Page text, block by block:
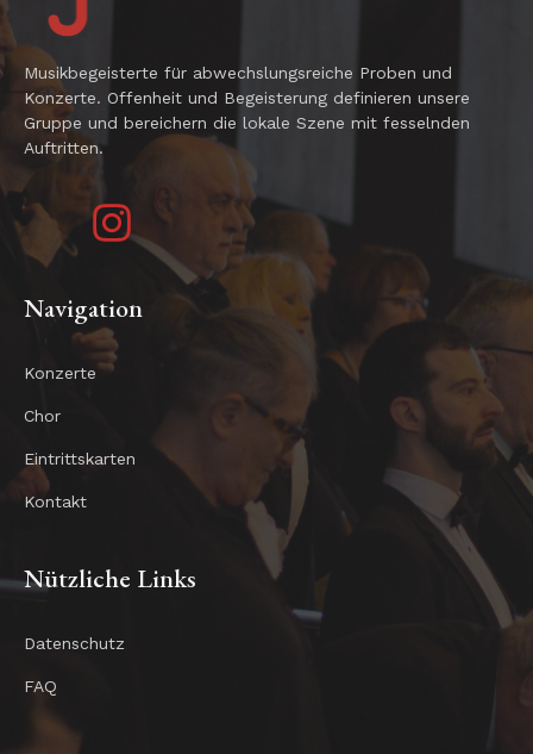
Musikbegeisterte für abwechslungsreiche Proben und
Konzerte. Offenheit und Begeisterung definieren unsere
Gruppe und bereichern die lokale Szene mit fesselnden
Auftritten.
Navigation
Konzerte
Chor
Eintrittskarten
Kontakt
Nützliche Links
Datenschutz
FAQ